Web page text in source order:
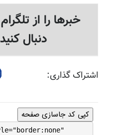
خبرها را از
دنبال کنید
اشتراک گذاری:
کپی کد جاسازی صفحه